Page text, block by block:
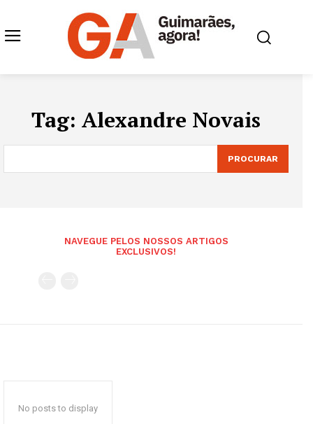
Tag: Alexandre Novais
PROCURAR
NAVEGUE PELOS NOSSOS ARTIGOS
EXCLUSIVOS!
No posts to display